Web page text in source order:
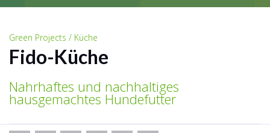
Green Projects / Küche
Fido-Küche
Nahrhaftes und nachhaltiges
hausgemachtes Hundefutter